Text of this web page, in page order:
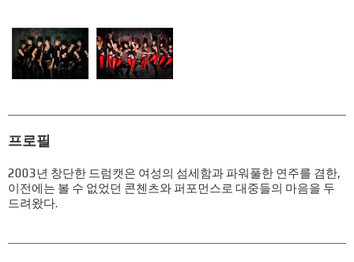
프로필
2003년 창단한 드럼캣은 여성의 섬세함과 파워풀한 연주를 겸한,
이전에는 볼 수 없었던 콘첸츠와 퍼포먼스로 대중들의 마음을 두
드려왔다.